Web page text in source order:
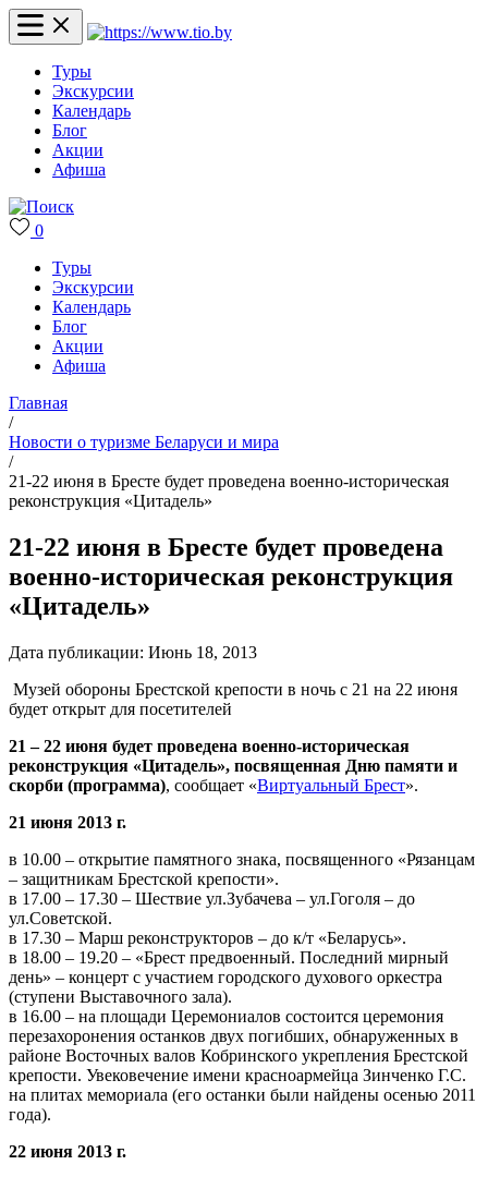
Туры
Экскурсии
Календарь
Блог
Акции
Афиша
0
Туры
Экскурсии
Календарь
Блог
Акции
Афиша
Главная
/
Новости о туризме Беларуси и мира
/
21-22 июня в Бресте будет проведена военно-историческая
реконструкция «Цитадель»
21-22 июня в Бресте будет проведена
военно-историческая реконструкция
«Цитадель»
Дата публикации: Июнь 18, 2013
Музей обороны Брестской крепости в ночь с 21 на 22 июня
будет открыт для посетителей
21 – 22 июня будет проведена военно-историческая
реконструкция «Цитадель», посвященная Дню памяти и
скорби (программа), сообщает «Виртуальный Брест».
21 июня 2013 г.
в 10.00 – открытие памятного знака, посвященного «Рязанцам
– защитникам Брестской крепости».
в 17.00 – 17.30 – Шествие ул.Зубачева – ул.Гоголя – до
ул.Советской.
в 17.30 – Марш реконструкторов – до к/т «Беларусь».
в 18.00 – 19.20 – «Брест предвоенный. Последний мирный
день» – концерт с участием городского духового оркестра
(ступени Выставочного зала).
в 16.00 – на площади Церемониалов состоится церемония
перезахоронения останков двух погибших, обнаруженных в
районе Восточных валов Кобринского укрепления Брестской
крепости. Увековечение имени красноармейца Зинченко Г.С.
на плитах мемориала (его останки были найдены осенью 2011
года).
22 июня 2013 г.